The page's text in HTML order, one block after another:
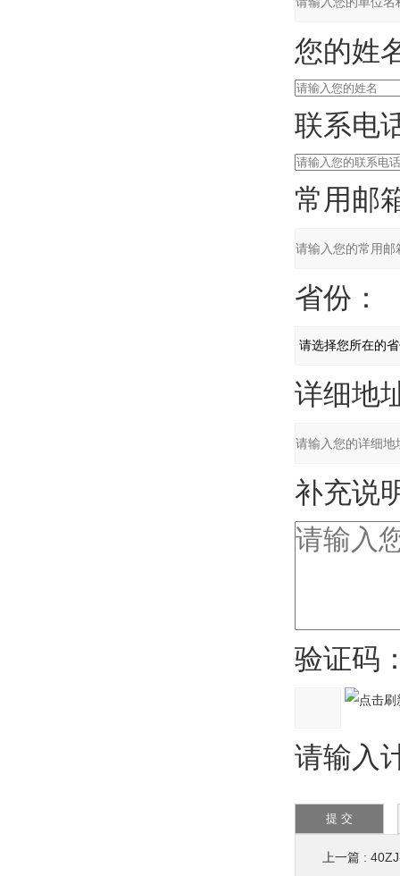
您的姓名
联系电话
常用邮箱
省份：
详细地址
补充说明
验证码
请输入计
上一篇 : 40ZJ-